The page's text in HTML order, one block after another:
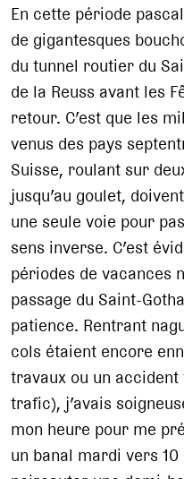
En cette période
de gigantesques
du tunnel routier du
de la Reuss avant les
retour. C’est que les
venus des pays
Suisse, roulant sur
jusqu’au goulet,
une seule voie pour
sens inverse. C’est
périodes de vacances
passage du Saint-
patience. Rentrant
cols étaient encore
travaux ou un
trafic), j’avais
mon heure pour me
un banal mardi vers